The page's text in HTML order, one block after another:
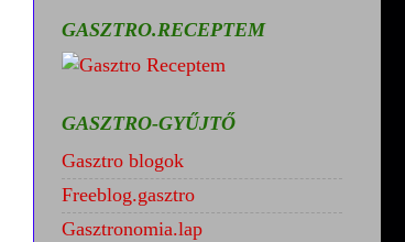
GASZTRO.RECEPTEM
GASZTRO-GYŰJTŐ
Gasztro blogok
Freeblog.gasztro
Gasztronomia.lap